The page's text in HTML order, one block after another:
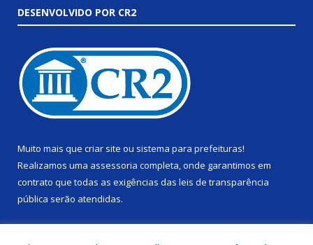
DESENVOLVIDO POR CR2
Muito mais que criar site ou sistema para prefeituras!
Realizamos uma assessoria completa, onde garantimos em
contrato que todas as exigências das leis de transparência
pública serão atendidas.